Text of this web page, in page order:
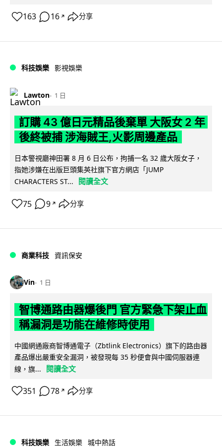
163 16 ↗ 分享
科技娛樂 影視娛樂
Lawton 1 日
訂購 43 億日元精品後棄單 大阪女 2 年
後終被捕 涉海賊王,火影周邊產品
日本警視廳神田署 8 月 6 日公布，拘捕一名 32 歲大阪女子，
指她涉嫌在出版巨頭集英社旗下官方網店「JUMP
CHARACTERS ST...
閱讀全文
75 9 ↗ 分享
商業科技 資訊保安
Vin 1 日
智博通路由器爆後門 官方緊急下架止血
稱漏洞是功能在維修時使用
中國網通廠商智博通電子（Zbtlink Electronics）旗下的路由器
產品爆出嚴重安全漏洞，被發現每 35 秒便會與中國伺服器連
線，旗...
閱讀全文
351 78 ↗ 分享
科技娛樂 生活娛樂 城中熱話